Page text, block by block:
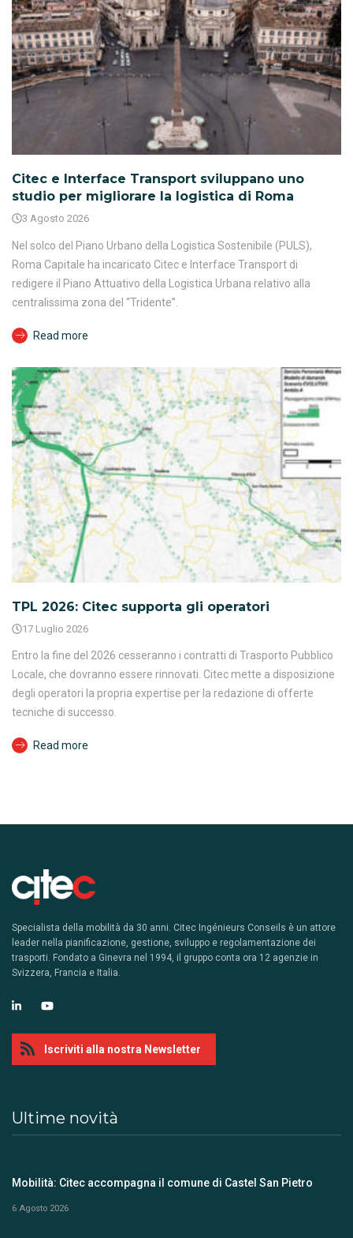
Citec e Interface Transport sviluppano uno
studio per migliorare la logistica di Roma
3 Agosto 2026
Nel solco del Piano Urbano della Logistica Sostenibile (PULS),
Roma Capitale ha incaricato Citec e Interface Transport di
redigere il Piano Attuativo della Logistica Urbana relativo alla
centralissima zona del “Tridente”.
Read more
TPL 2026: Citec supporta gli operatori
17 Luglio 2026
Entro la fine del 2026 cesseranno i contratti di Trasporto Pubblico
Locale, che dovranno essere rinnovati. Citec mette a disposizione
degli operatori la propria expertise per la redazione di offerte
tecniche di successo.
Read more
Specialista della mobilità da 30 anni. Citec Ingénieurs Conseils è un attore
leader nella pianificazione, gestione, sviluppo e regolamentazione dei
trasporti. Fondato a Ginevra nel 1994, il gruppo conta ora 12 agenzie in
Svizzera, Francia e Italia.
Iscriviti alla nostra Newsletter
Ultime novità
Mobilità: Citec accompagna il comune di Castel San Pietro
6 Agosto 2026